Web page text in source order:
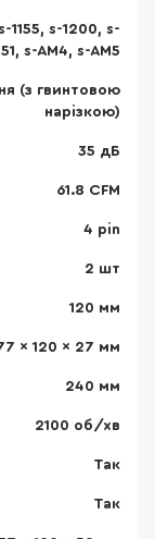
1155, s-1200, s-
s-AM4, s-AM5
(з гвинтовою
нарізкою)
35 дБ
61.8 CFM
4 pin
2 шт
120 мм
x 120 x 27 мм
240 мм
2100 об/хв
Так
Так